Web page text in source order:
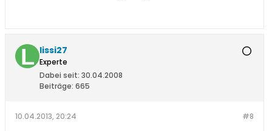
lissi27
Experte
Dabei seit: 30.04.2008
Beiträge: 665
#8
10.04.2013, 20:24